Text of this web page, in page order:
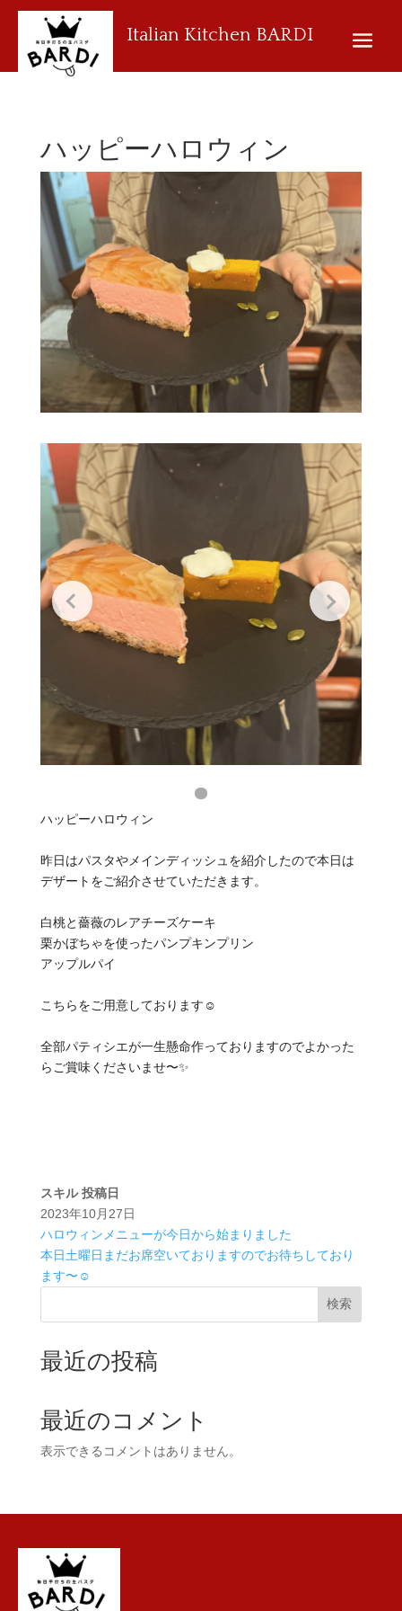
Italian Kitchen BARDI
ハッピーハロウィン
ハッピーハロウィン
昨日はパスタやメインディッシュを紹介したので本日は
デザートをご紹介させていただきます。
白桃と薔薇のレアチーズケーキ
栗かぼちゃを使ったパンプキンプリン
アップルパイ
こちらをご用意しております☺️
全部パティシエが一生懸命作っておりますのでよかった
らご賞味くださいませ〜✨
スキル 投稿日
2023年10月27日
ハロウィンメニューが今日から始まりました
本日土曜日まだお席空いておりますのでお待ちしており
ます〜☺️
検索
最近の投稿
最近のコメント
表示できるコメントはありません。